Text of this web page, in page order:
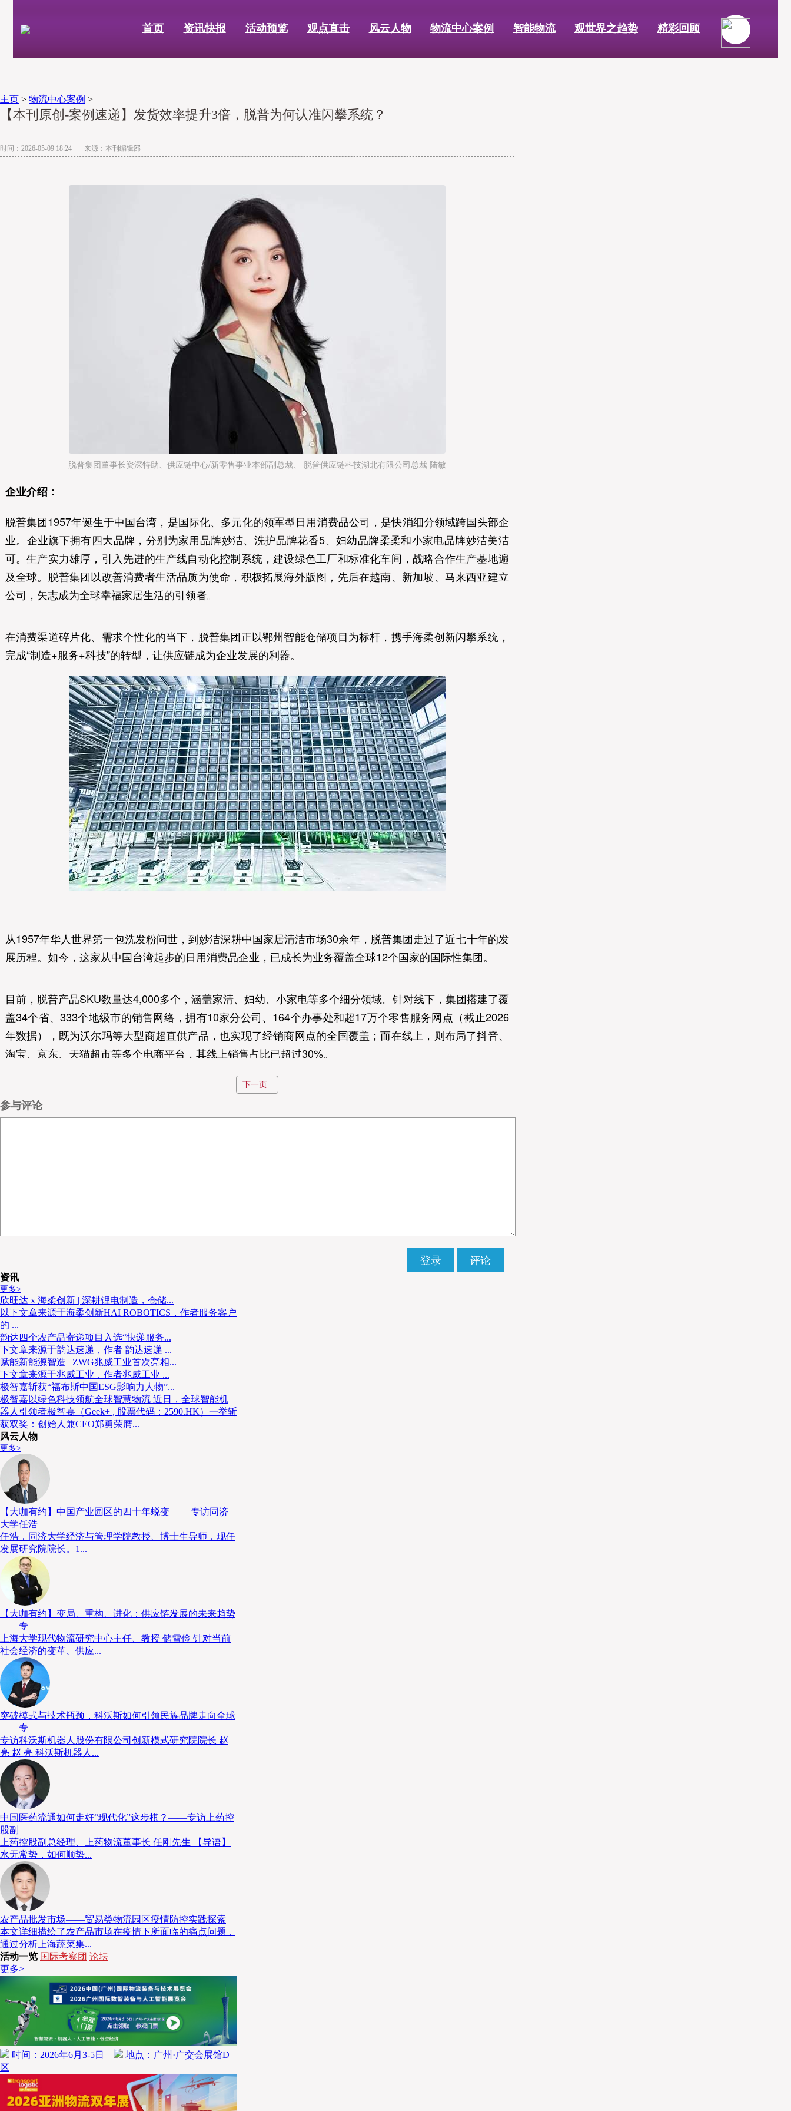
首页 资讯快报 活动预览 观点直击 风云人物 物流中心案例 智能物流 观世界之趋势 精彩回顾
主页 > 物流中心案例 >
【本刊原创-案例速递】发货效率提升3倍，脱普为何认准闪攀系统？
时间：2026-05-09 18:24 来源：本刊编辑部
脱普集团董事长资深特助、供应链中心/新零售事业本部副总裁、 脱普供应链科技湖北有限公司总裁 陆敏
企业介绍：
脱普集团1957年诞生于中国台湾，是国际化、多元化的领军型日用消费品公司，是快消细分领域跨国头部企
业。企业旗下拥有四大品牌，分别为家用品牌妙洁、洗护品牌花香5、妇幼品牌柔柔和小家电品牌妙洁美洁
可。生产实力雄厚，引入先进的生产线自动化控制系统，建设绿色工厂和标准化车间，战略合作生产基地遍
及全球。脱普集团以改善消费者生活品质为使命，积极拓展海外版图，先后在越南、新加坡、马来西亚建立
公司，矢志成为全球幸福家居生活的引领者。
在消费渠道碎片化、需求个性化的当下，脱普集团正以鄂州智能仓储项目为标杆，携手海柔创新闪攀系统，
完成“制造+服务+科技”的转型，让供应链成为企业发展的利器。
从1957年华人世界第一包洗发粉问世，到妙洁深耕中国家居清洁市场30余年，脱普集团走过了近七十年的发
展历程。如今，这家从中国台湾起步的日用消费品企业，已成长为业务覆盖全球12个国家的国际性集团。
目前，脱普产品SKU数量达4,000多个，涵盖家清、妇幼、小家电等多个细分领域。针对线下，集团搭建了覆
盖34个省、333个地级市的销售网络，拥有10家分公司、164个办事处和超17万个零售服务网点（截止2026
年数据），既为沃尔玛等大型商超直供产品，也实现了经销商网点的全国覆盖；而在线上，则布局了抖音、
淘宝、京东、天猫超市等多个电商平台，其线上销售占比已超过30%。
脱普集团董事长资深特助、供应链中心/新零售事业本部副总裁、脱普供应链科技湖北有限公司总裁陆敏在专
访中表示：“数字化转型更多是企业运营的提升，而供应链的智数化，就是要让它从货物的搬运工，变成数据
作为快消品行业的深耕者，脱普集团深刻感受到行业变革带来的供应链压力。随着直播电商、即时零售等新
模式的兴起，消费渠道的转变让快消品供应链的需求发生了根本性变化，陆敏将其总结为三大挑战：“我们在
供应链的弹性、规模、增速上，都面临着爆发性的需求和压力。”
首先是时效要求的极致化，传统物流的配送模式已无法满足当下需求，即时达业务在快速崛起，加剧物流效
率升级。其次是需求波动的剧烈化，例如抖音等平台的爆款视频可能带来冲动性消费导致的订单量大幅波
动，对物流体系的响应速度、生产规模的灵活度提出了极高要求。最后是数据链路的可视化，中国国内电商
的数字化能力领先全球，从生产端到消费端，全链路的数据追溯、库存预测、风险掌控成为供应链的必备能
力，而这正是传统物流体系的短板。
“订单爆发时，人员供给不足，而土地、租赁成本逐年上涨，如何提升人效、提高仓储利用率，是我们必须解
决的问题。”陆敏坦言，数字化顶层架构的设计也是一大难点，“这取决于供应链战略，要预判未来5—10年行
业趋势，兼顾国内升级和全球布局。”
以智能仓储破解发展瓶颈
下一页
参与评论
资讯
更多>
欣旺达 x 海柔创新 | 深耕锂电制造，仓储...
以下文章来源于海柔创新HAI ROBOTICS，作者服务客户
的 ...
韵达四个农产品寄递项目入选“快递服务...
下文章来源于韵达速递，作者 韵达速递 ...
赋能新能源智造 | ZWG兆威工业首次亮相...
下文章来源于兆威工业，作者兆威工业 ...
极智嘉斩获“福布斯中国ESG影响力人物”...
极智嘉以绿色科技领航全球智慧物流 近日，全球智能机
器人引领者极智嘉（Geek+ , 股票代码：2590.HK）一举斩
获双奖：创始人兼CEO郑勇荣膺...
风云人物
更多>
【大咖有约】中国产业园区的四十年蜕变 ——专访同济
大学任浩
任浩，同济大学经济与管理学院教授、博士生导师，现任
发展研究院院长。1...
【大咖有约】变局、重构、进化：供应链发展的未来趋势
——专
上海大学现代物流研究中心主任、教授 储雪俭 针对当前
社会经济的变革、供应...
突破模式与技术瓶颈，科沃斯如何引领民族品牌走向全球
——专
专访科沃斯机器人股份有限公司创新模式研究院院长 赵
亮 赵 亮 科沃斯机器人...
中国医药流通如何走好“现代化”这步棋？——专访上药控
股副
上药控股副总经理、上药物流董事长 任刚先生 【导语】
水无常势，如何顺势...
农产品批发市场——贸易类物流园区疫情防控实践探索
本文详细描绘了农产品市场在疫情下所面临的痛点问题，
通过分析上海蔬菜集...
活动一览 国际考察团 论坛
更多>
时间：2026年6月3-5日
地点：广州·广交会展馆D
区